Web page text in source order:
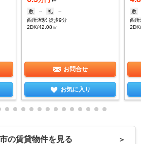
敷
-- 礼
--
西所沢駅 徒歩9分
2DK/42.08㎡
お問合せ
お気に入り
敷
西所
の賃貸物件を見る ＞